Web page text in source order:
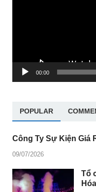
00:00
POPULAR
Công Ty Sự Kiện Giá
09/07/2026
Tổ